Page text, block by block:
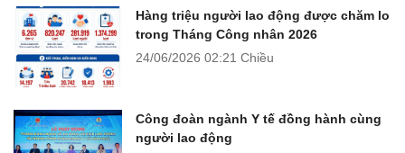
Hàng triệu người lao động được chăm lo
trong Tháng Công nhân 2026
24/06/2026 02:21 Chiều
Công đoàn ngành Y tế đồng hành cùng
người lao động